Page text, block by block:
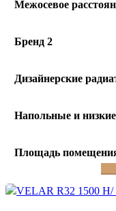
Межосевое
Бренд 2
Дизайнерские
Напольные и
Площадь